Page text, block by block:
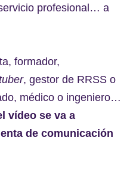
profesional… a
formador,
, gestor de RRSS o
médico o ingeniero…
vídeo se va a
de comunicación